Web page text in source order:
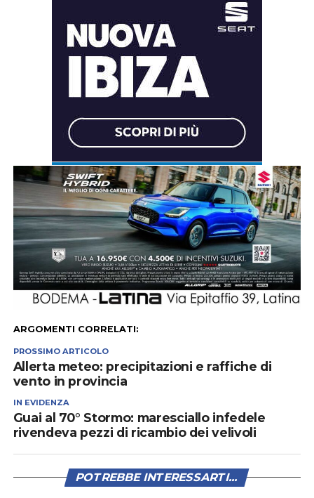
ARGOMENTI CORRELATI:
PROSSIMO ARTICOLO
Allerta meteo: precipitazioni e raffiche di
vento in provincia
IN EVIDENZA
Guai al 70° Stormo: maresciallo infedele
rivendeva pezzi di ricambio dei velivoli
POTREBBE INTERESSARTI...